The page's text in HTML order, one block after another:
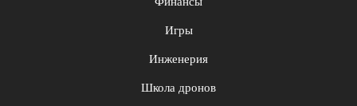
Игры
Инженерия
Школа дронов